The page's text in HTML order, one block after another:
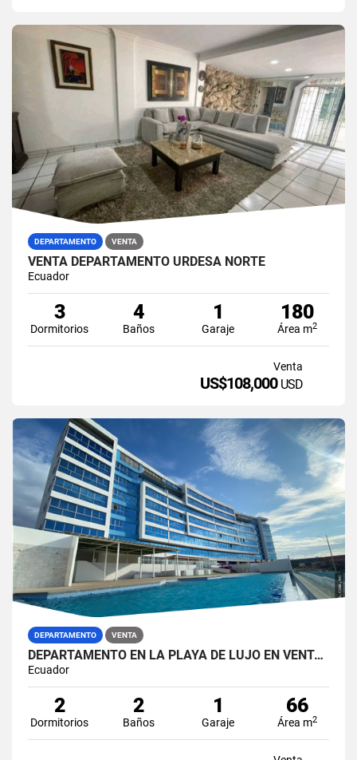
DEPARTAMENTO VENTA
VENTA DEPARTAMENTO URDESA NORTE
Ecuador
3
Dormitorios
4
Baños
1
Garaje
180
Área m2
Venta
US$108,000 USD
DEPARTAMENTO VENTA
DEPARTAMENTO EN LA PLAYA DE LUJO EN VENTA PUNTA BLANCA SANTA ELENA
Ecuador
2
Dormitorios
2
Baños
1
Garaje
66
Área m2